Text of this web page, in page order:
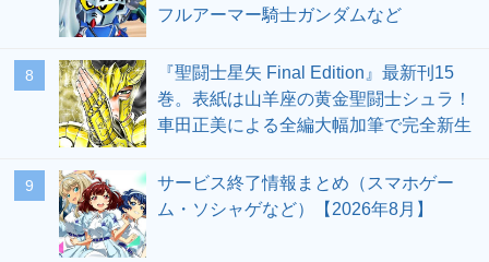
フルアーマー騎士ガンダムなど
8
『聖闘士星矢 Final Edition』最新刊15
巻。表紙は山羊座の黄金聖闘士シュラ！
車田正美による全編大幅加筆で完全新生
9
サービス終了情報まとめ（スマホゲー
ム・ソシャゲなど）【2026年8月】